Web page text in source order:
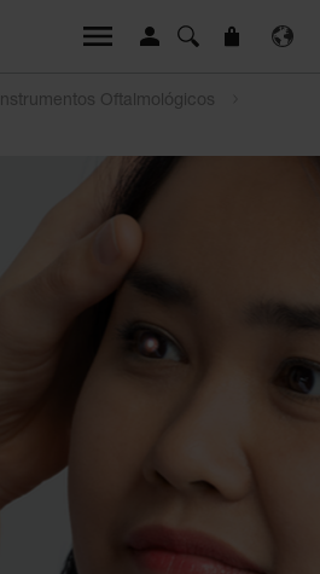
Instrumentos Oftalmológicos